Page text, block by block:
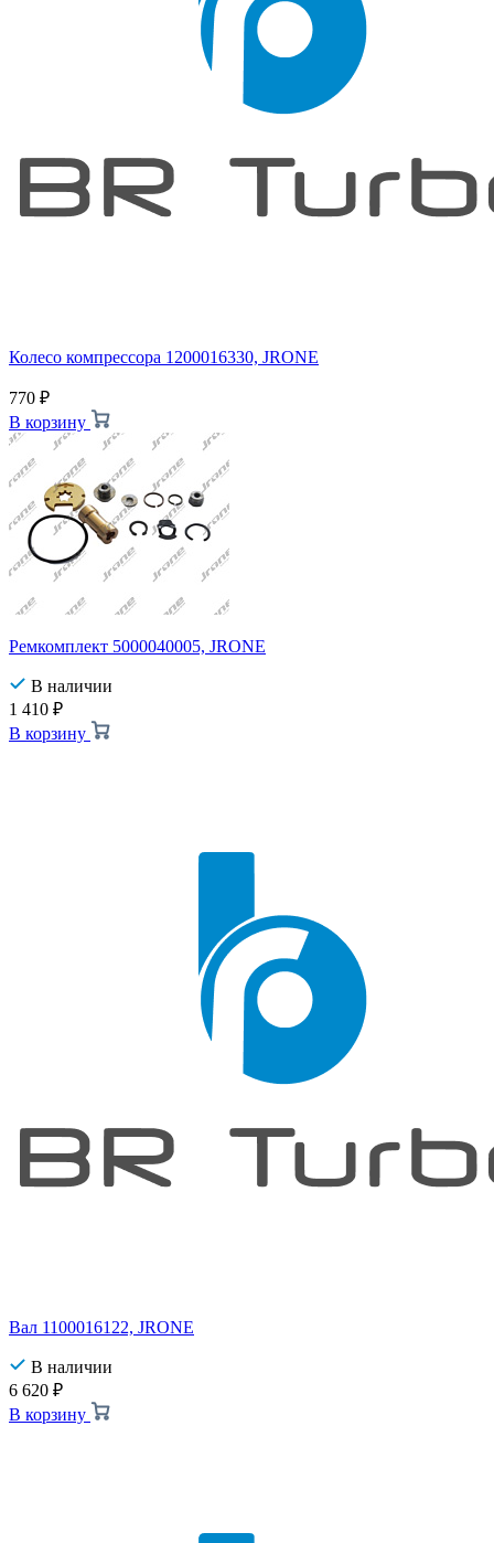
Колесо компрессора 1200016330, JRONE
770 ₽
В корзину
Ремкомплект 5000040005, JRONE
В наличии
1 410 ₽
В корзину
Вал 1100016122, JRONE
В наличии
6 620 ₽
В корзину